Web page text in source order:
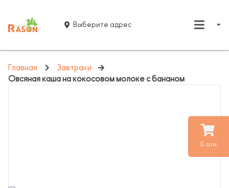
0 сом.
Выберите адрес
Главная
Завтраки
Овсяная каша на кокосовом молоке с бананом